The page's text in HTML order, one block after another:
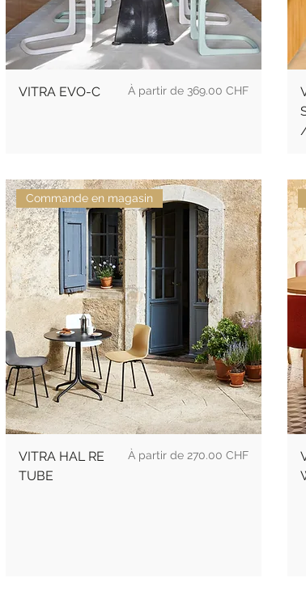
VITRA EVO-C Prix 369.00 CHF
Commande en magasin
VITRA HAL RE
TUBE
Prix 270.00 CHF